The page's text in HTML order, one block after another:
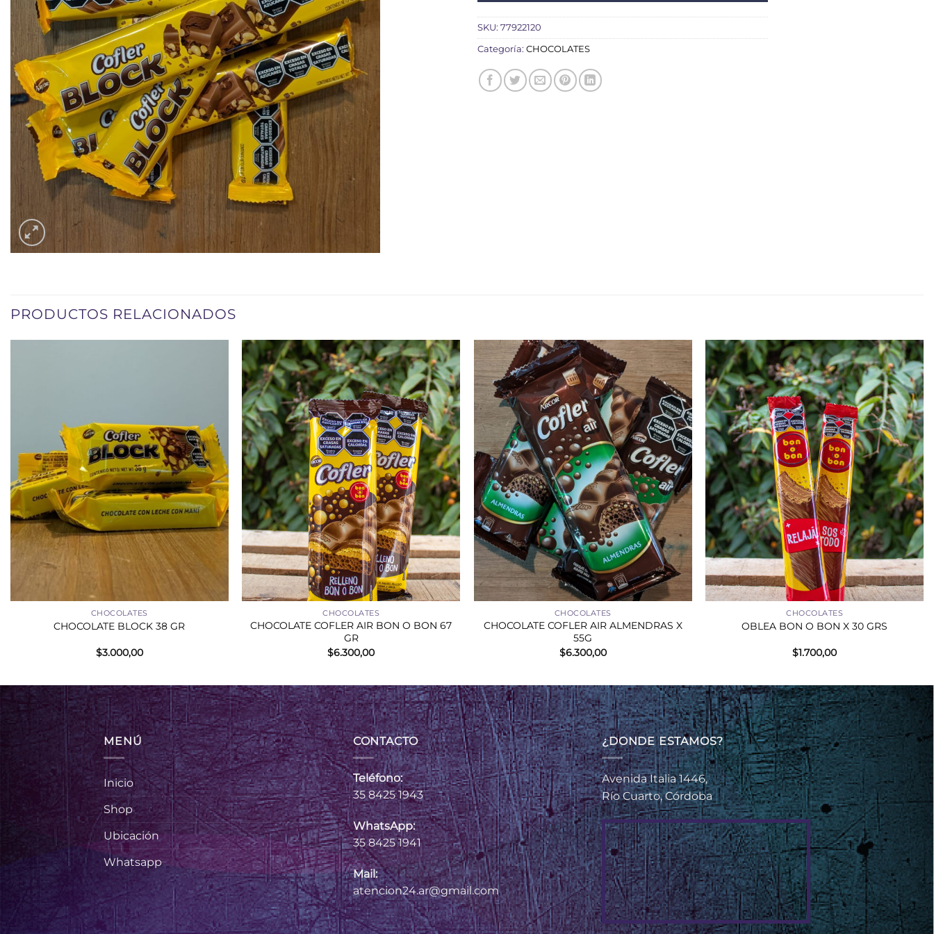
SKU: 77922120
Categoría: CHOCOLATES
PRODUCTOS RELACIONADOS
CHOCOLATES
CHOCOLATE BLOCK 38 GR
$3.000,00
+
CHOCOLATES
CHOCOLATE COFLER AIR BON O BON 67
GR
$6.300,00
+
CHOCOLATES
CHOCOLATE COFLER AIR ALMENDRAS X
55G
$6.300,00
+
CHOCOLATES
OBLEA BON O BON X 30 GRS
$1.700,00
MENÚ
Inicio
Shop
Ubicación
Whatsapp
CONTACTO
Teléfono:
35 8425 1943
WhatsApp:
35 8425 1941
Mail:
atencion24.ar@gmail.com
¿DONDE ESTAMOS?
Avenida Italia 1446,
Río Cuarto, Córdoba